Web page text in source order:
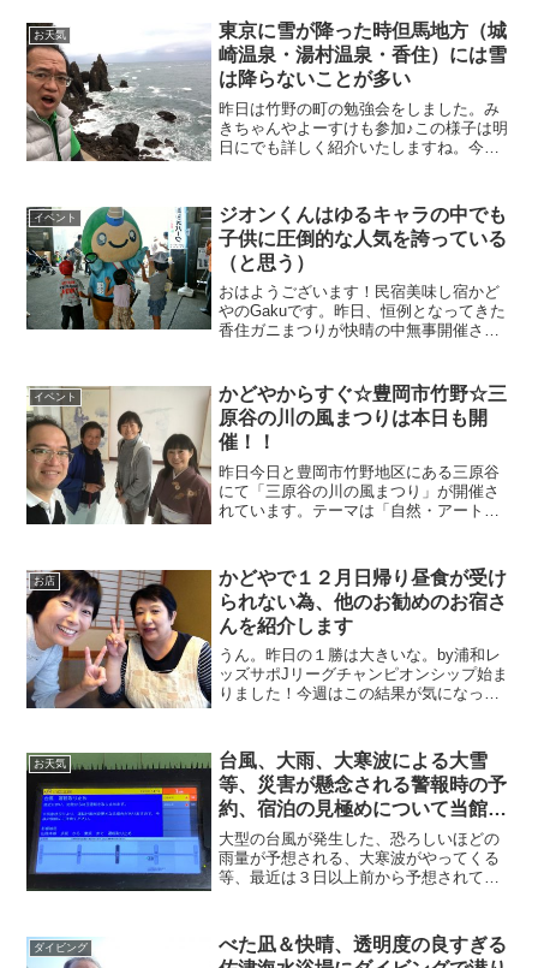
お天気
東京に雪が降った時但馬地方（城
崎温泉・湯村温泉・香住）には雪
は降らないことが多い
昨日は竹野の町の勉強会をしました。み
きちゃんやよーすけも参加♪この様子は明
日にでも詳しく紹介いたしますね。今日
す。おはようございます！民宿美味し宿
かどやのガクです。さて...
イベント
ジオンくんはゆるキャラの中でも
子供に圧倒的な人気を誇っている
（と思う）
おはようございます！民宿美味し宿かど
やのGakuです。昨日、恒例となってきた
香住ガニまつりが快晴の中無事開催され
盛況でした！！！\（＾o＾）/そんな中で
もまだまだマ...
イベント
かどやからすぐ☆豊岡市竹野☆三
原谷の川の風まつりは本日も開
催！！
昨日今日と豊岡市竹野地区にある三原谷
にて「三原谷の川の風まつり」が開催さ
れています。テーマは「自然・アート・
校レストランなどが実施されています。
毎年提供されている税込千円の三原谷ラ
ンチは全て地消地産、やさしい味付けで
品数も豊富、おススメです。
お店
かどやで１２月日帰り昼食が受け
られない為、他のお勧めのお宿さ
んを紹介します
うん。昨日の１勝は大きいな。by浦和レ
ッズサポJリーグチャンピオンシップ始ま
りました！今週はこの結果が気になって
います！民宿美味し宿かどやのガクで
す。今週末、昨日から...
お天気
台風、大雨、大寒波による大雪
等、災害が懸念される警報時の予
約、宿泊の見極めについて当館の
考え方
大型の台風が発生した、恐ろしいほどの
雨量が予想される、大寒波がやってくる
等、最近は３日以上前から予想されてい
お電話、メールにてご相談させていただ
き、前日の○時までならば今回キャンセル
ダイビング
べた凪＆快晴、透明度の良すぎる